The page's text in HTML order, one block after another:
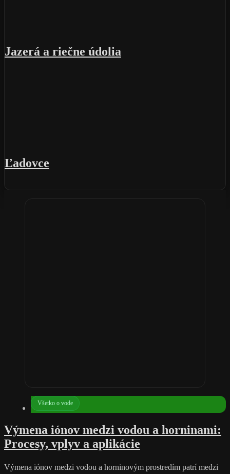
Jazerá a riečne údolia
Ľadovce
Všetko o vode
Výmena iónov medzi vodou a horninami:
Procesy, vplyv a aplikácie
Výmena iónov medzi vodou a horninovým prostredím patrí medzi